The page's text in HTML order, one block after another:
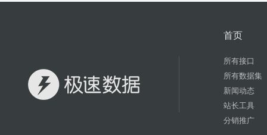
首页
所有接口
所有数据集
新闻动态
站长工具
分销推广